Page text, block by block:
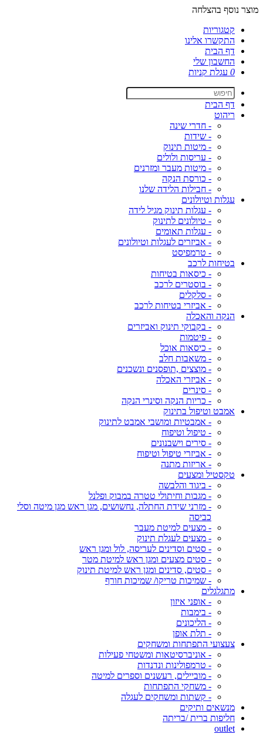
מוצר נוסף בהצלחה
קטגוריות
התקשרו אלינו
דף הבית
החשבון שלי
0 עגלת קניות
דף הבית
ריהוט
- חדרי שינה
- שידות
- מיטות תינוק
- עריסות ולולים
- מיטות מעבר ומזרנים
- כורסת הנקה
- חבילות הלידה שלנו
עגלות וטיולונים
- עגלות תינוק מגיל לידה
- טיולונים לתינוק
- עגלות תאומים
- אביזרים לעגלות וטיולונים
- טרמפיסט
בטיחות לרכב
- כיסאות בטיחות
- בוסטרים לרכב
- סלקלים
- אביזרי בטיחות לרכב
הנקה והאכלה
- בקבוקי תינוק ואביזרים
- פיטמות
- כיסאות אוכל
- משאבות חלב
- מוצצים ,תופסנים ונשכנים
- אביזרי האכלה
- סינרים
- כריות הנקה וסינרי הנקה
אמבט וטיפול בתינוק
- אמבטיות ומושבי אמבט לתינוק
- טיפול וטיפוח
- סירים וישבנונים
- אביזרי טיפול וטיפוח
- אריזות מתנה
טקסטיל ומצעים
- ביגוד והלבשה
- מגבות וחיתולי טטרה במבוק ופלנל
- מזרני שידת החתלה, נחשושים, מגן ראש מגן מיטה וסלי
כביסה
- מצעים למיטת מעבר
- מצעים לעגלת תינוק
- סטים וסדינים לעריסה, לול ומגן ראש
- סטים מצעים ומגן ראש למיטת מטר
- סטים, סדינים ומגן ראש למיטת תינוק
- שמיכות טריקו/ שמיכות חורף
מתגלגלים
- אופני איזון
- בימבות
- הליכונים
- תלת אופן
צעצועי התפתחות ומשחקים
- אוניברסיטאות ומשטחי פעילות
- טרמפולינות ונדנדות
- מוביילים, רעשנים וספרים למיטה
- משחקי התפתחות
- קשתות ומשחקים לעגלה
מנשאים ותיקים
חליפות ברית /בריתה
outlet